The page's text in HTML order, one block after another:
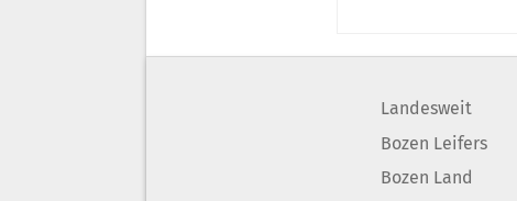
Landesweit
Bozen Leifers
Bozen Land